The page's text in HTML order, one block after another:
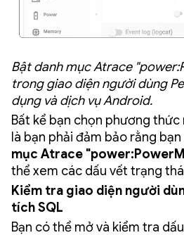
Bật danh mục Atrace
trong giao diện người dùng
dụng và dịch vụ Android.
Bất kể bạn chọn phương
là bạn phải đảm bảo rằng
mục Atrace
thể xem các dấu vết trạng
Kiểm tra giao diện người
tích SQL
Bạn có thể mở và kiểm tra